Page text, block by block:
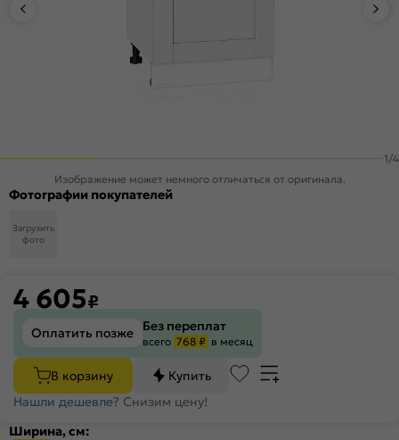
1/4
Изображение может немного отличаться от оригинала.
Фотографии покупателей
Загрузить
фото
4 605₽
Оплатить позже Без переплат
всего 768 ₽ в месяц
В корзину
Купить
Нашли дешевле? Снизим цену!
Ширина, см: